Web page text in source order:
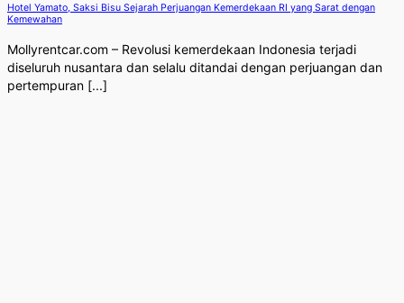
Hotel Yamato, Saksi Bisu Sejarah Perjuangan Kemerdekaan RI yang Sarat dengan
Kemewahan
Mollyrentcar.com – Revolusi kemerdekaan Indonesia terjadi
diseluruh nusantara dan selalu ditandai dengan perjuangan dan
pertempuran [...]